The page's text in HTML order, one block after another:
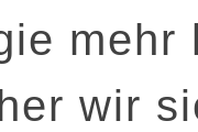
mehr
wir